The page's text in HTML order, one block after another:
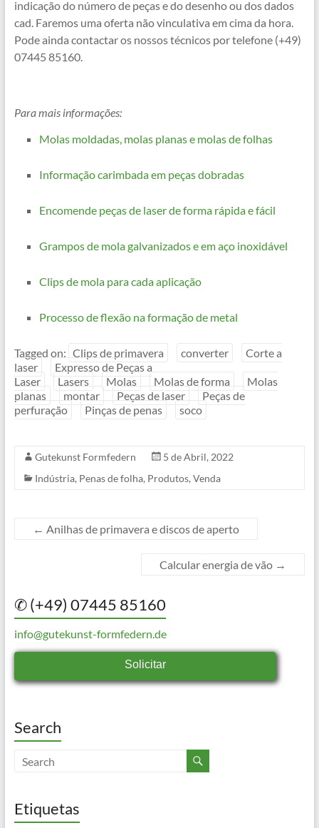
indicação do número de peças e do desenho ou dos dados
cad. Faremos uma oferta não vinculativa em cima da hora.
Pode ainda contactar os nossos técnicos por telefone (+49)
07445 85160.
Para mais informações:
Molas moldadas, molas planas e molas de folhas
Informação carimbada em peças dobradas
Encomende peças de laser de forma rápida e fácil
Grampos de mola galvanizados e em aço inoxidável
Clips de mola para cada aplicação
Processo de flexão na formação de metal
Tagged on: Clips de primavera converter
Corte a
laser
Expresso de Peças a
Laser
Lasers Molas Molas de forma
Molas
planas
montar Peças de laser
Peças de
perfuração
Pinças de penas soco
Gutekunst Formfedern
5 de Abril, 2022
Indústria, Penas de folha, Produtos, Venda
← Anilhas de primavera e discos de aperto
Calcular energia de vão →
✆ (+49) 07445 85160
info@gutekunst-formfedern.de
Solicitar
Search
Etiquetas